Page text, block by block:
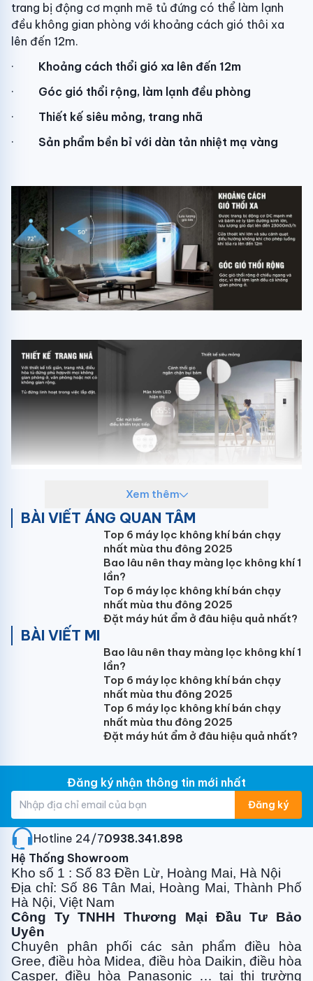
trang bị động cơ mạnh mẽ tủ đứng có thể làm lạnh
đều không gian phòng với khoảng cách gió thôi xa
lên đến 12m.
· Khoảng cách thổi gió xa lên đến 12m
· Góc gió thổi rộng, làm lạnh đều phòng
· Thiết kế siêu mỏng, trang nhã
· Sản phẩm bền bỉ với dàn tản nhiệt mạ vàng
Xem thêm
BÀI VIẾT ÁNG QUAN TÂM
Top 6 máy lọc không khí bán chạy
nhất mùa thu đông 2025
Bao lâu nên thay màng lọc không khí 1
lần?
Top 6 máy lọc không khí bán chạy
nhất mùa thu đông 2025
Đặt máy hút ẩm ở đâu hiệu quả nhất?
BÀI VIẾT MI
Bao lâu nên thay màng lọc không khí 1
lần?
Top 6 máy lọc không khí bán chạy
nhất mùa thu đông 2025
Top 6 máy lọc không khí bán chạy
nhất mùa thu đông 2025
Đặt máy hút ẩm ở đâu hiệu quả nhất?
Đăng ký nhận thông tin mới nhất
Đăng ký
Hotline 24/7:0938.341.898
Hệ Thống Showroom
Kho số 1 : Số 83 Đền Lừ, Hoàng Mai, Hà Nội
Địa chỉ: Số 86 Tân Mai, Hoàng Mai, Thành Phố
Hà Nội, Việt Nam
Công Ty TNHH Thương Mại Đầu Tư Bảo
Uyên
Chuyên phân phối các sản phẩm điều hòa
Gree, điều hòa Midea, điều hòa Daikin, điều hòa
Casper, điều hòa Panasonic … tại thị trường